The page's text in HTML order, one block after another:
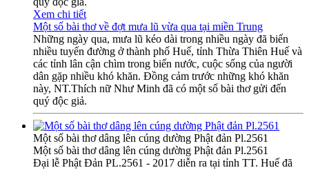
Xem chi tiết
Một số bài thơ về đợt mưa lũ vừa qua tại miền Trung
Những ngày qua, mưa lũ kéo dài trong nhiều ngày đã biến
nhiều tuyến đường ở thành phố Huế, tỉnh Thừa Thiên Huế và
các tỉnh lân cận chìm trong biển nước, cuộc sống của người
dân gặp nhiều khó khăn. Đồng cảm trước những khó khăn
này, NT.Thích nữ Như Minh đã có một số bài thơ gửi đến
quý độc giả.
Một số bài thơ dâng lên cúng dường Phật đản Pl.2561
Một số bài thơ dâng lên cúng dường Phật đản Pl.2561
Đại lễ Phật Đản PL.2561 - 2017 diễn ra tại tỉnh TT. Huế đã